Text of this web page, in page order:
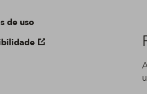
de uso